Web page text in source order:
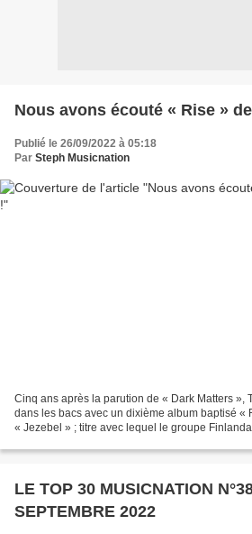
Nous avons écouté « Rise »
Publié le 26/09/2022 à 05:18
Par Steph Musicnation
Cinq ans après la parution de « Dark Matters »,
dans les bacs avec un dixième album baptisé «
« Jezebel » ; titre avec lequel le groupe
LE TOP 30 MUSICNATION
SEPTEMBRE 2022